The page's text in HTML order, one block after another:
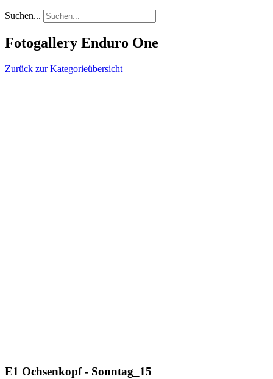
Suchen...
Fotogallery Enduro One
Zurück zur Kategorieübersicht
E1 Ochsenkopf - Sonntag_15